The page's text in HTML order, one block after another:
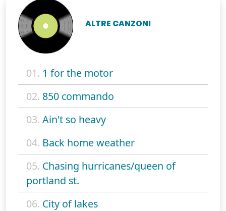
ALTRE CANZONI
01. 1 for the motor
02. 850 commando
03. Ain't so heavy
04. Back home weather
05. Chasing hurricanes/queen of
portland st.
06. City of lakes